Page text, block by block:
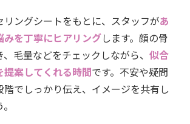
リングシートをもとに、スタッフがあ
みを丁寧にヒアリングします。顔の骨
毛量などをチェックしながら、 似合
提案してくれる時間です。不安や疑問
でしっかり伝え、イメージを共有し